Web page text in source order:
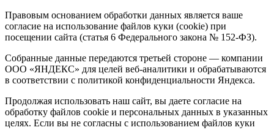
Правовым основанием обработки данных является ваше
согласие на использование файлов куки (cookie) при
посещении сайта (статья 6 Федерального закона № 152-ФЗ).
Собранные данные передаются третьей стороне — компании
ООО «ЯНДЕКС» для целей веб-аналитики и обрабатываются
в соответствии с политикой конфиденциальности Яндекса.
Продолжая использовать наш сайт, вы даете согласие на
обработку файлов cookie и персональных данных в указанных
целях. Если вы не согласны с использованием файлов куки